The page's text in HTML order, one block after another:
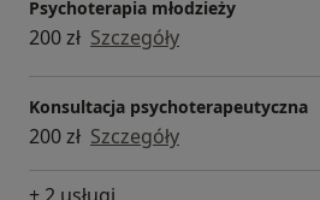
(częsta zmienność nastroju,
wartości), • trudności związanej
depresyjnych, • natręctw, •
Formę pomocy dostosowuję do
potrzeb pacjenta w zależności
problemu i możliwości pacjenta.
Psychoterapia młodzieży
200 zł Szczegóły
Konsultacja psychoterapeutyczna
200 zł Szczegóły